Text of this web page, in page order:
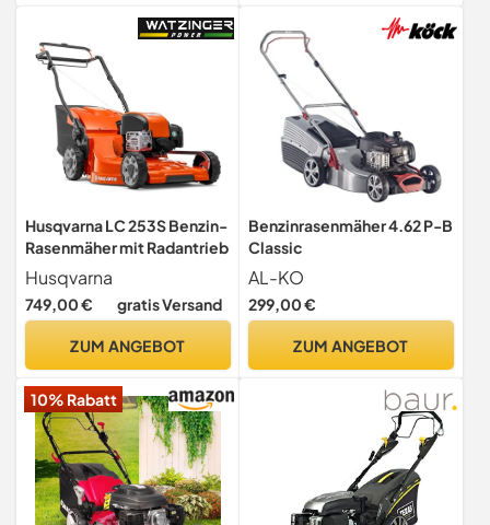
Öl & Ersatzmesser
Husqvarna LC 253S Benzin-
Rasenmäher mit Radantrieb
Husqvarna
749,00 € gratis Versand
ZUM ANGEBOT
Benzinrasenmäher 4.62 P-B
Classic
AL-KO
299,00 €
ZUM ANGEBOT
10% Rabatt